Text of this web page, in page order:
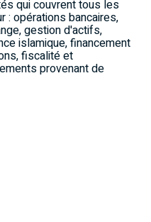
qui couvrent tous les
: opérations bancaires,
gestion d'actifs,
islamique, financement
fiscalité et
provenant de